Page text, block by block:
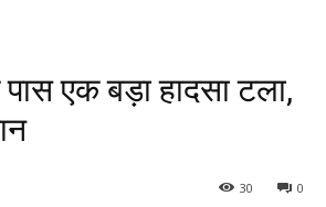
एक बड़ा हादसा टला,
0
30